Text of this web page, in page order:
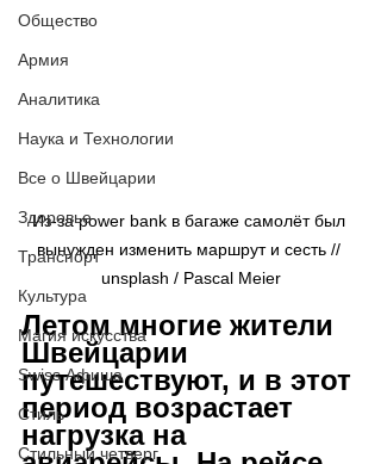
Общество
Армия
Аналитика
Наука и Технологии
Все о Швейцарии
Здоровье
Транспорт
Культура
Магия искусства
Swiss Афиша
Стиль
Стильный четверг
Из-за power bank в багаже самолёт был
вынужден изменить маршрут и сесть //
unsplash / Pascal Meier
Летом многие жители
Швейцарии
путешествуют, и в этот
период возрастает
нагрузка на